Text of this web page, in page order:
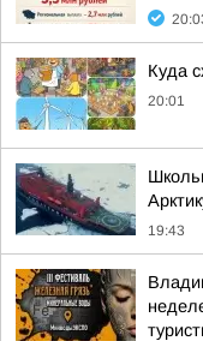
Куда
20:01
19:43